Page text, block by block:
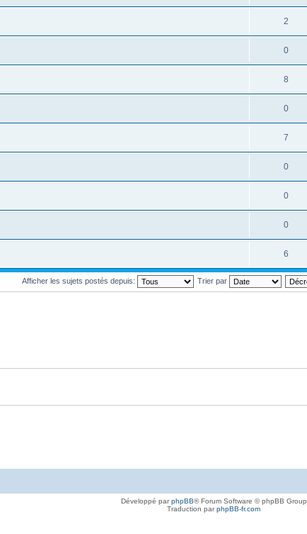
2
0
8
0
7
0
0
0
6
Afficher les sujets postés depuis: Trier par
Développé parphpBB® Forum Software © phpBB Group
Traduction parphpBB-fr.com